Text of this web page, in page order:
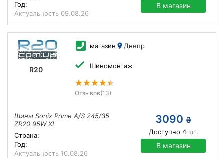
Год:
Актуальность 09.08.26
В магазин
R20
магазин Днепр
Шиномонтаж
Отзывов(13)
Шины Sonix Prime A/S 245/35
ZR20 95W XL
Страна:
Год:
Актуальность 10.08.26
3090 ₴
Доступно 4шт.
В магазин